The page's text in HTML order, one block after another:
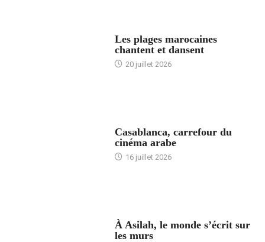
Les plages marocaines
chantent et dansent
20 juillet 2026
Casablanca, carrefour du
cinéma arabe
16 juillet 2026
À Asilah, le monde s’écrit sur
les murs